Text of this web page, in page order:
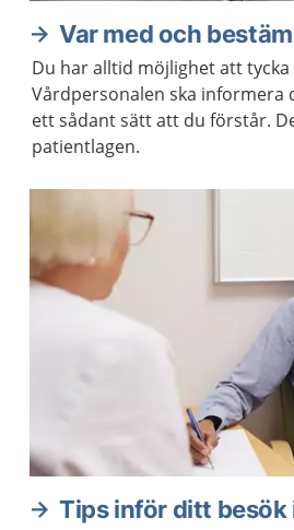
Var med och
Du har alltid möjlighet att
Vårdpersonalen ska informera
ett sådant sätt att du förstår.
patientlagen.
Tips inför ditt besök